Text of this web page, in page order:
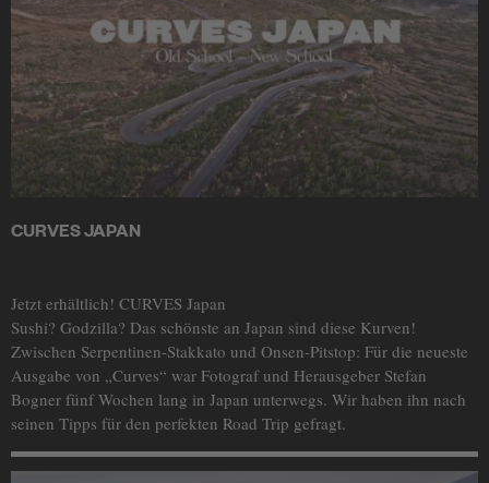
CURVES JAPAN
Jetzt erhältlich! CURVES Japan
Sushi? Godzilla? Das schönste an Japan sind diese Kurven!
Zwischen Serpentinen-Stakkato und Onsen-Pitstop: Für die neueste
Ausgabe von „Curves“ war Fotograf und Herausgeber Stefan
Bogner fünf Wochen lang in Japan unterwegs. Wir haben ihn nach
seinen Tipps für den perfekten Road Trip gefragt.